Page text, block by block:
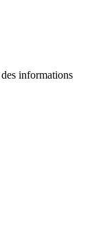
informations